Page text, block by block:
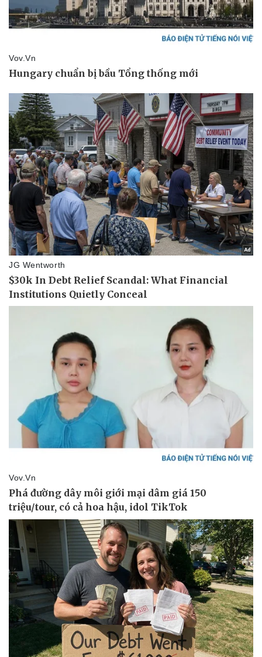
Tin nóng
Tư vấn luật
Quân sự - Quốc phòng
Phân tích
Thể thao
Bóng đá
Lịch thi đấu bóng đá
Thế giới thể thao
eSports
Ô tô - Xe máy
Ô tô
Xe máy
Tư vấn